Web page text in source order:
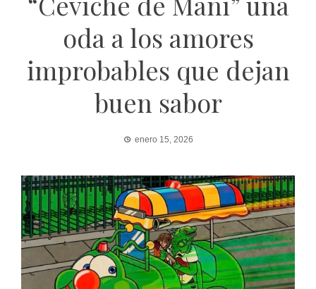
oda a los amores
improbables que dejan
buen sabor
enero 15, 2026